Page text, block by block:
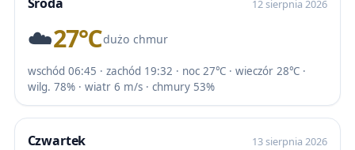
12 sierpnia 2026
☁️27℃dużo chmur
wschód 06:45 · zachód 19:32 · noc 27℃ · wieczór 28℃ ·
wilg. 78% · wiatr 6 m/s · chmury 53%
Czwartek 13 sierpnia 2026